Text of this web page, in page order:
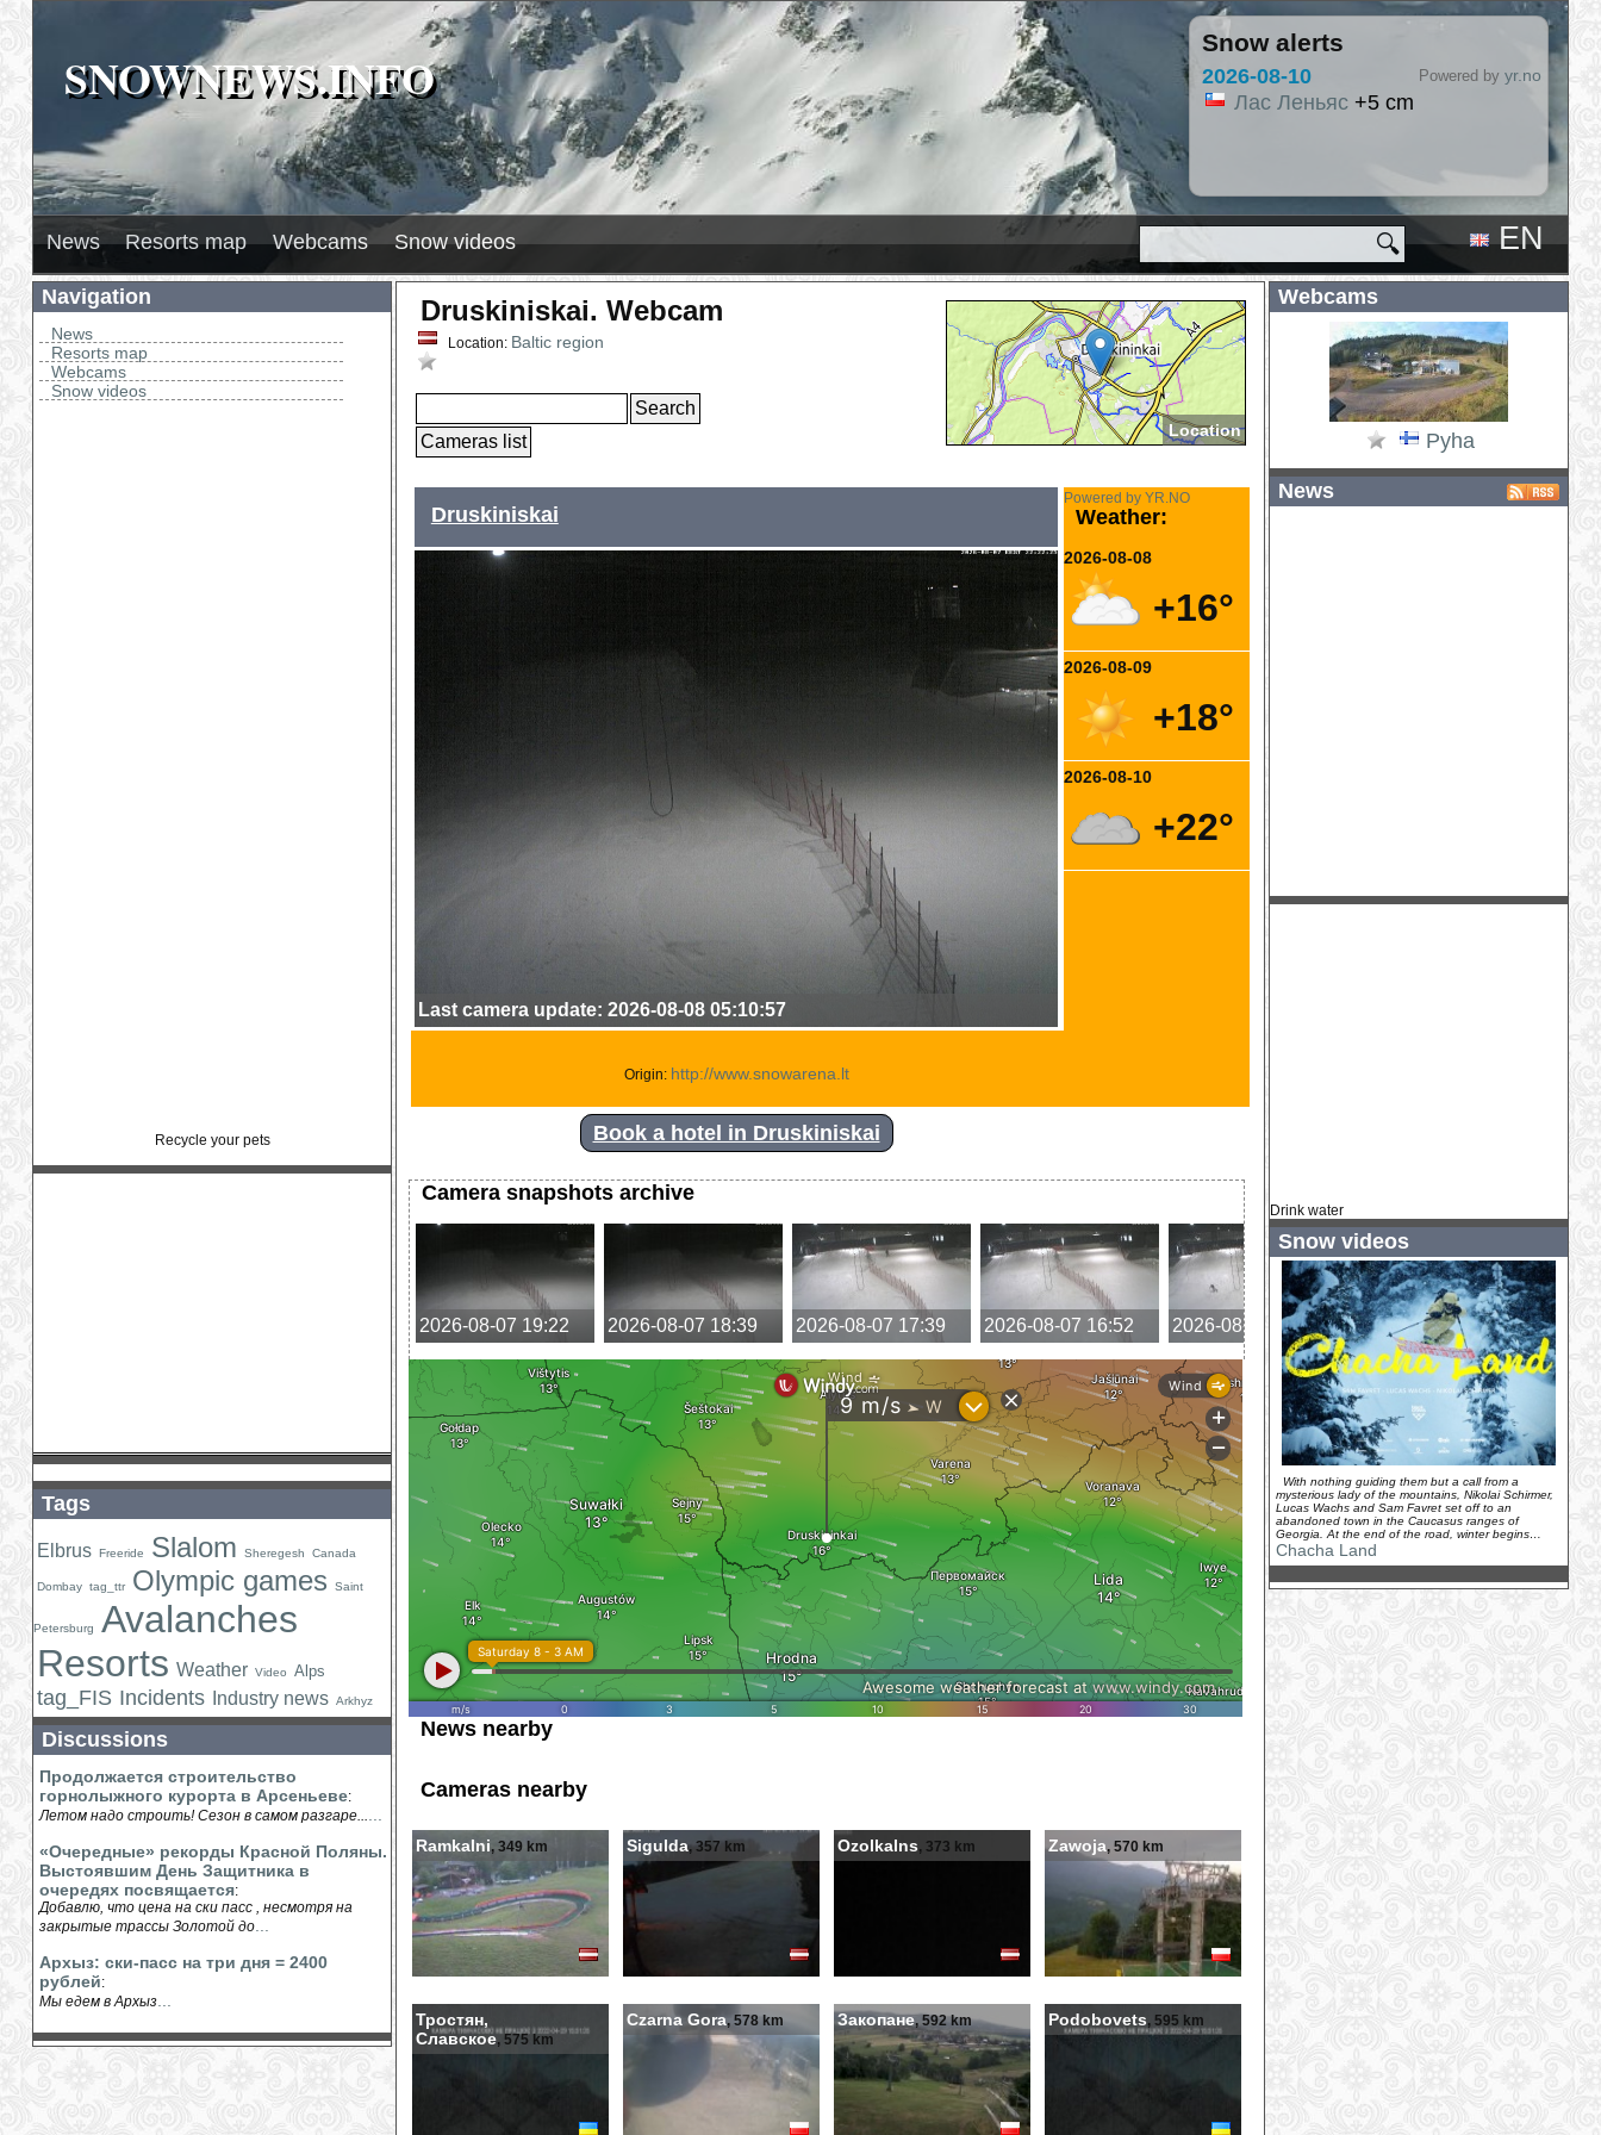
SNOWNEWS.INFO
SNOWNEWS.INFO
Snow alerts
Powered by yr.no
2026-08-09
Hlíðarfjall+6 cm
Лас Леньяс+1 cm
2026-08-10
Лас Леньяс +5 cm
News Resorts map Webcams Snow videos EN
🔍
Navigation
News
Resorts map
Webcams
Snow videos
Recycle your pets
Tags
Elbrus Freeride Slalom Sheregesh Canada
Dombay tag_ttr Olympic games Saint
Petersburg
Avalanches
Resorts Weather Video Alps
tag_FIS Incidents Industry news Arkhyz
Discussions
Продолжается строительство
горнолыжного курорта в Арсеньеве:
Летом надо строить! Сезон в самом разгаре...
«Очередные» рекорды Красной Поляны.
Выстоявшим День Защитника в
очередях посвящается:
Добавлю, что цена на ски пасс , несмотря на
закрытые трассы Золотой до
Архыз: ски-пасс на три дня = 2400
рублей:
Мы едем в Архыз
Druskiniskai. Webcam
Location
Location: Baltic region
Druskiniskai
Last camera update: 2026-08-08 05:10:57
Origin: http://www.snowarena.lt
Powered by YR.NO
Weather:
2026-08-08
+16°
2026-08-09
+18°
2026-08-10
+22°
Book a hotel in Druskiniskai
Camera snapshots archive
2026-08-07 19:22 2026-08-07 18:39 2026-08-07 17:39 2026-08-07 16:52 2026-08-07 16:10 2026-08-07 15:06
News nearby
Cameras nearby
Ramkalni, 349 km Sigulda, 357 km Ozolkalns, 373 km Zawoja, 570 km
Тростян,
Славское, 575 km
Czarna Gora, 578 km Закопане, 592 km Podobovets, 595 km
Webcams
Pyha
News
Drink water
Snow videos
With nothing guiding them but a call from a
mysterious lady of the mountains, Nikolai Schirmer,
Lucas Wachs and Sam Favret set off to an
abandoned town in the Caucasus ranges of
Georgia. At the end of the road, winter begins…
Chacha Land